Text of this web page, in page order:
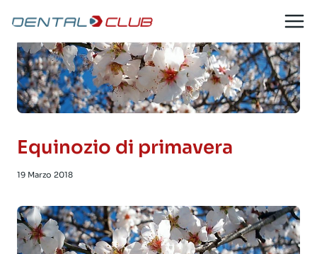
contenuto
Equinozio di primavera
19 Marzo 2018